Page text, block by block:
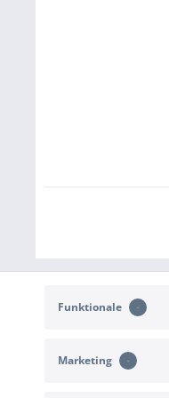
Funktionale
Marketing